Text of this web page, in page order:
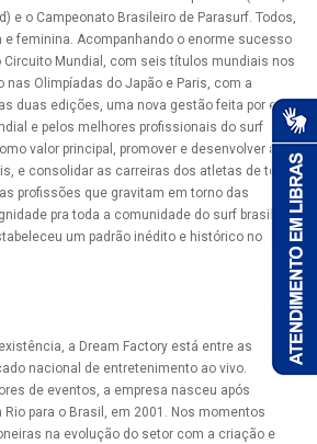
e o Campeonato Brasileiro de Parasurf. Todos,
feminina. Acompanhando o enorme sucesso
Circuito Mundial, com seis títulos mundiais nos
nas Olimpíadas do Japão e Paris, com a
duas edições, uma nova gestão feita por ex-
e pelos melhores profissionais do surf
valor principal, promover e desenvolver a
e consolidar as carreiras dos atletas de todas
profissões que gravitam em torno das
pra toda a comunidade do surf brasileiro.
um padrão inédito e histórico no
a Dream Factory está entre as
nacional de entretenimento ao vivo.
de eventos, a empresa nasceu após
Rio para o Brasil, em 2001. Nos momentos
na evolução do setor com a criação e